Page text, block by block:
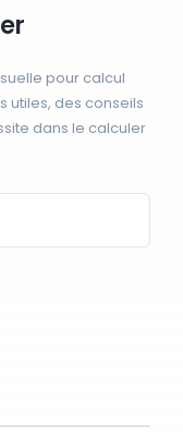
pour calcul
utiles, des conseils
dans le calculer